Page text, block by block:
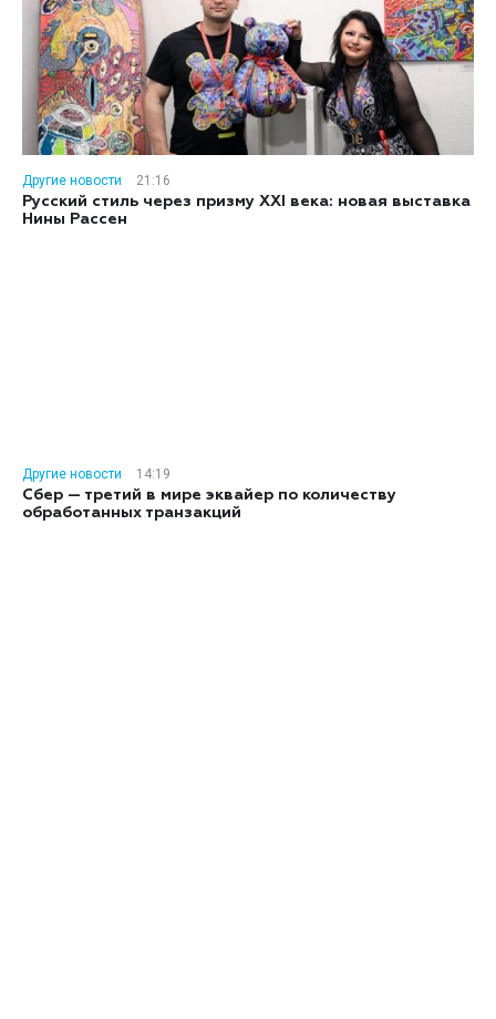
Другие новости
21:16
Русский стиль через призму XXI века: новая выставка
Нины Рассен
Другие новости
14:19
Сбер — третий в мире эквайер по количеству
обработанных транзакций